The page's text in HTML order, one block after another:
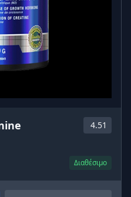
4.51
Διαθέσιμο